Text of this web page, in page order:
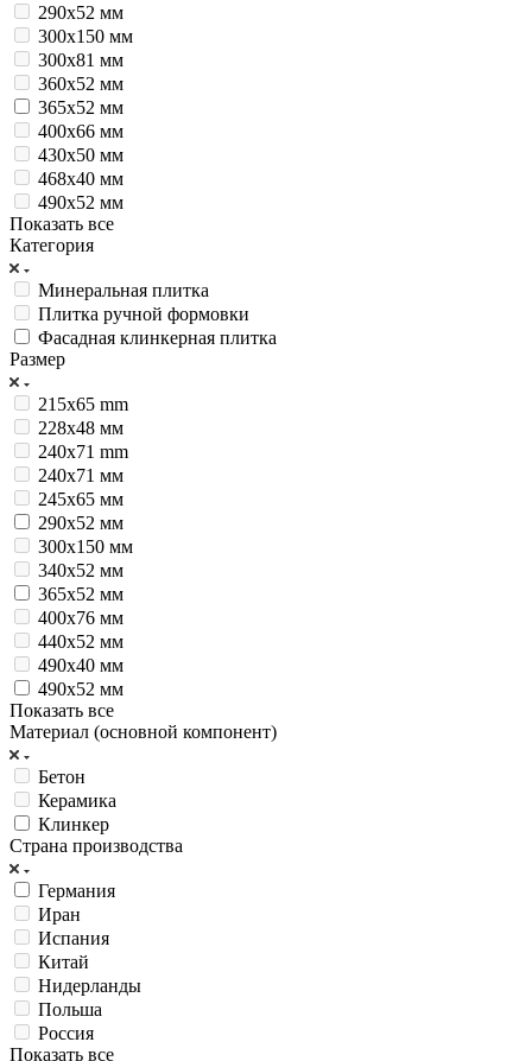
290x52 мм
300х150 мм
300х81 мм
360x52 мм
365x52 мм
400х66 мм
430х50 мм
468x40 мм
490х52 мм
Показать все
Категория
Минеральная плитка
Плитка ручной формовки
Фасадная клинкерная плитка
Размер
215x65 mm
228х48 мм
240x71 mm
240х71 мм
245х65 мм
290х52 мм
300х150 мм
340х52 мм
365х52 мм
400х76 мм
440х52 мм
490х40 мм
490х52 мм
Показать все
Материал (основной компонент)
Бетон
Керамика
Клинкер
Страна производства
Германия
Иран
Испания
Китай
Нидерланды
Польша
Россия
Показать все